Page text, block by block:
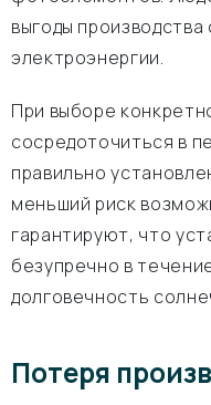
выгоды
электроэнергии.
При выборе
сосредоточиться в
правильно
меньший риск
гарантируют, что
безупречно в
долговечность
Потеря